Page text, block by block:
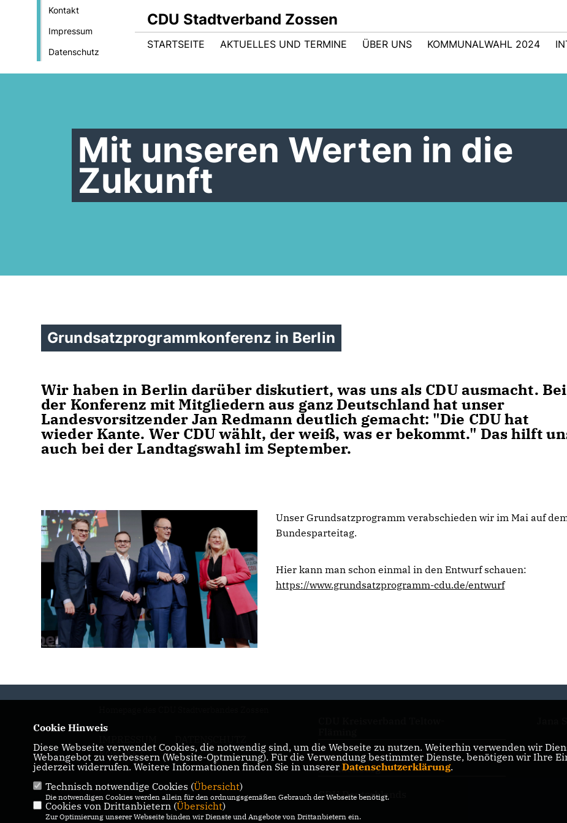
Kontakt
Impressum
Datenschutz
CDU Stadtverband Zossen
STARTSEITE AKTUELLES UND TERMINE ÜBER UNS KOMMUNALWAHL 2024
Mit unseren Werten in die
Zukunft
Grundsatzprogrammkonferenz in Berlin
Wir haben in Berlin darüber diskutiert, was uns als CDU ausmacht. Bei
der Konferenz mit Mitgliedern aus ganz Deutschland hat unser
Landesvorsitzender Jan Redmann deutlich gemacht: "Die CDU hat
wieder Kante. Wer CDU wählt, der weiß, was er bekommt." Das hilft
auch bei der Landtagswahl im September.
Unser Grundsatzprogramm verabschieden wir im Mai auf
Bundesparteitag.
Hier kann man schon einmal in den Entwurf schauen:
https://www.grundsatzprogramm-cdu.de/entwurf
KONTAKT
CDU Landesverband
Brandenburg
CDU Deutschlands
Cookie Hinweis
Diese Webseite verwendet Cookies, die notwendig sind, um die Webseite zu nutzen. Weiterhin verwenden wir
Webangebot zu verbessern (Website-Optmierung). Für die Verwendung bestimmter Dienste, benötigen wir Ihre
jederzeit widerrufen. Weitere Informationen finden Sie in unserer Datenschutzerklärung.
Technisch notwendige Cookies (Übersicht)
Die notwendigen Cookies werden allein für den ordnungsgemäßen Gebrauch der Webseite benötigt.
Cookies von Drittanbietern (Übersicht)
Zur Optimierung unserer Webseite binden wir Dienste und Angebote von Drittanbietern ein.